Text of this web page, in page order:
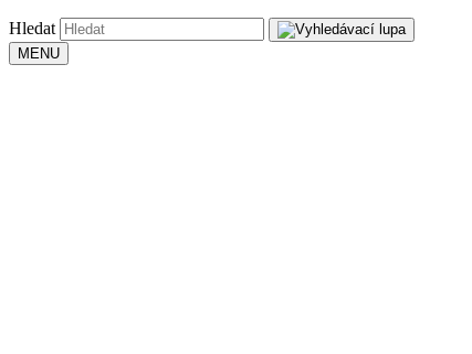
Hledat
MENU